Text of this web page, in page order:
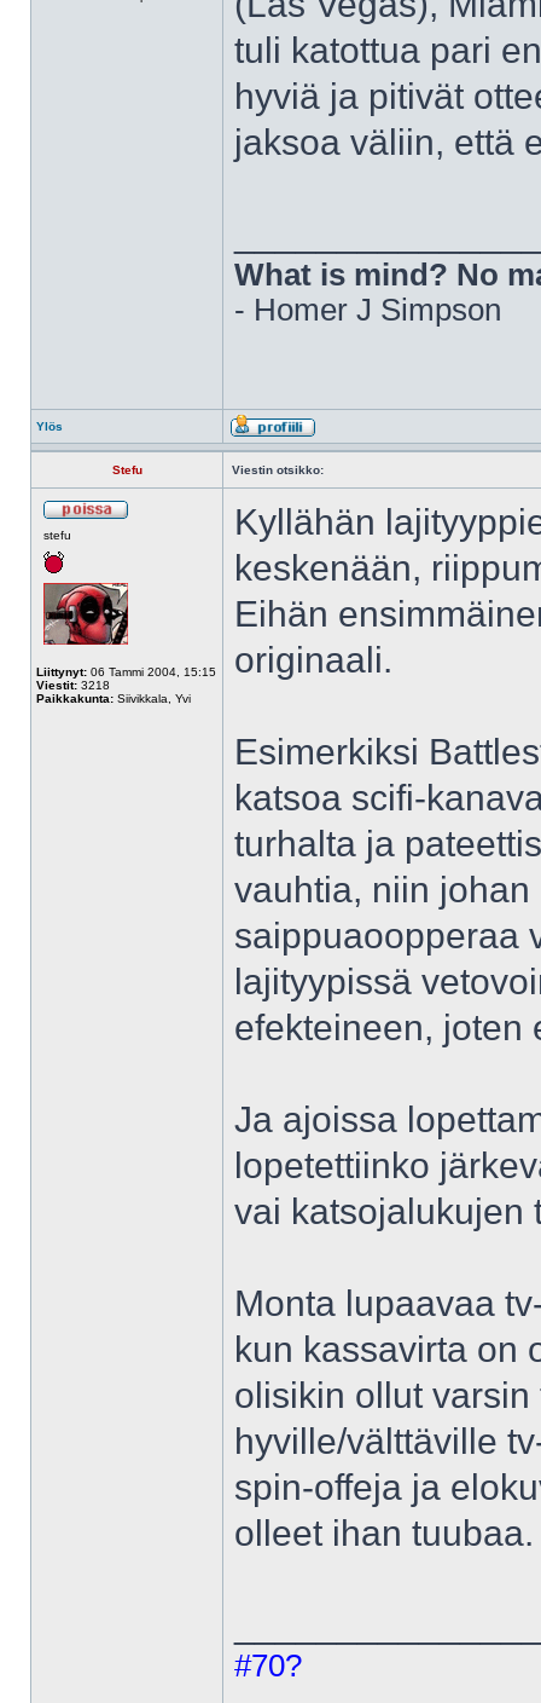
tuli katottua pari
hyviä ja pitivät
jaksoa väliin, että
What is mind? No
- Homer J Simpson
Ylös
Stefu Viestin otsikko:
stefu
Liittynyt: 06 Tammi 2004, 15:15
Viestit: 3218
Paikkakunta: Siivikkala, Yvi
Kyllähän
keskenään,
Eihän
originaali.
Esimerkiksi
katsoa scifi-
turhalta ja
vauhtia, niin
saippuaoopperaa
lajityypissä
efekteineen, joten
Ja ajoissa
lopetettiinko
vai katsojalukujen
Monta lupaavaa
kun kassavirta on
olisikin ollut
hyville/välttäville
spin-offeja ja
olleet ihan tuubaa.
#70?